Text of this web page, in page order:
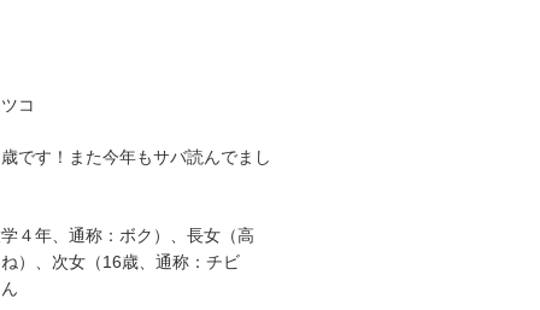
コ
です！また今年もサバ読んでまし
４年、通称：ボク）、長女（高
）、次女（16歳、通称：チビ